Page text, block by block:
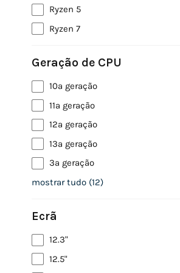
Ryzen 5
Ryzen 7
Geração de CPU
10ª geração
11ª geração
12ª geração
13ª geração
3ª geração
mostrar tudo (12)
Ecrã
12.3"
12.5"